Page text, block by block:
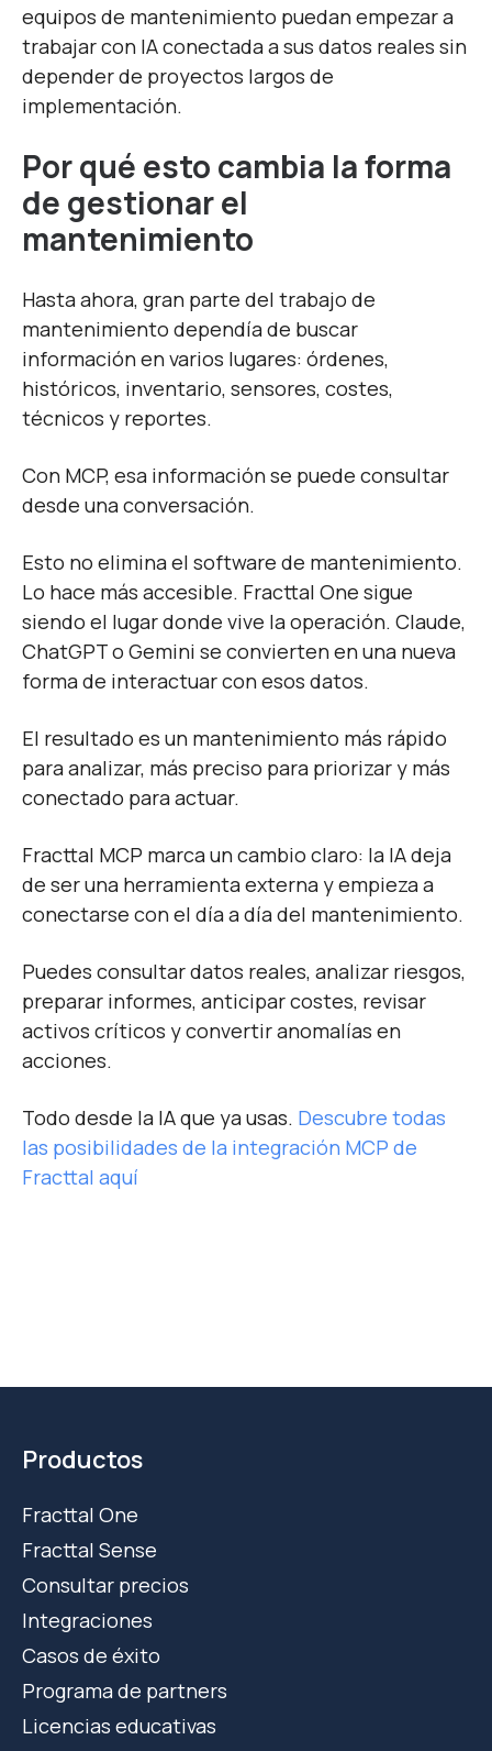
equipos de mantenimiento puedan empezar a
trabajar con IA conectada a sus datos reales sin
depender de proyectos largos de
implementación.
Por qué esto cambia la forma
de gestionar el
mantenimiento
Hasta ahora, gran parte del trabajo de
mantenimiento dependía de buscar
información en varios lugares: órdenes,
históricos, inventario, sensores, costes,
técnicos y reportes.
Con MCP, esa información se puede consultar
desde una conversación.
Esto no elimina el software de mantenimiento.
Lo hace más accesible. Fracttal One sigue
siendo el lugar donde vive la operación. Claude,
ChatGPT o Gemini se convierten en una nueva
forma de interactuar con esos datos.
El resultado es un mantenimiento más rápido
para analizar, más preciso para priorizar y más
conectado para actuar.
Fracttal MCP marca un cambio claro: la IA deja
de ser una herramienta externa y empieza a
conectarse con el día a día del mantenimiento.
Puedes consultar datos reales, analizar riesgos,
preparar informes, anticipar costes, revisar
activos críticos y convertir anomalías en
acciones.
Todo desde la IA que ya usas. Descubre todas
las posibilidades de la integración MCP de
Fracttal aquí
Productos
Fracttal One
Fracttal Sense
Consultar precios
Integraciones
Casos de éxito
Programa de partners
Licencias educativas